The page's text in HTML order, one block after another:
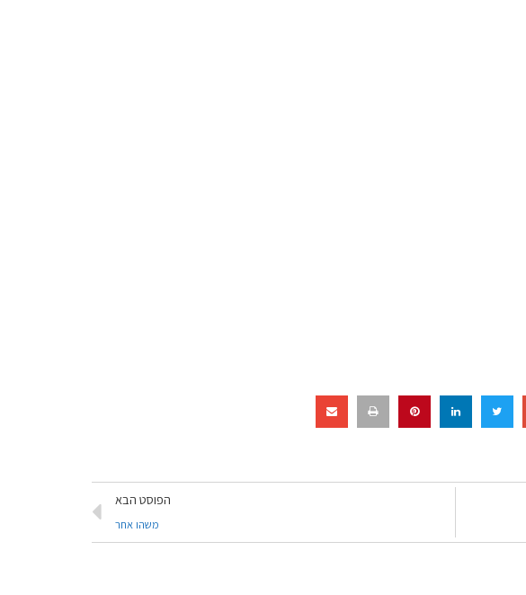
הפוסט הבא
משהו אחר